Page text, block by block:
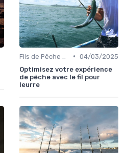
• 04/03/2025
Optimisez votre expérience
de pêche avec le fil pour
leurre